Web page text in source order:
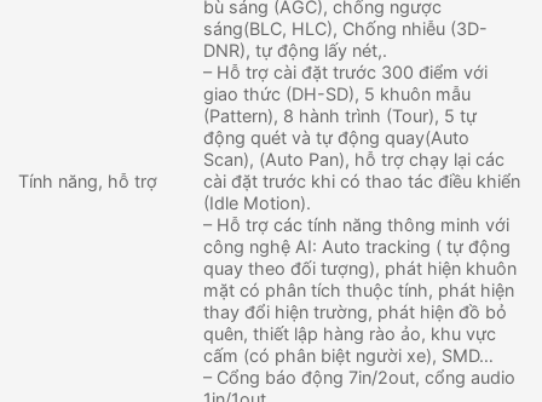
Tính năng, hỗ trợ
bù sáng (AGC), chống ngược
sáng(BLC, HLC), Chống nhiễu (3D-
DNR), tự động lấy nét,.
– Hỗ trợ cài đặt trước 300 điểm với
giao thức (DH-SD), 5 khuôn mẫu
(Pattern), 8 hành trình (Tour), 5 tự
động quét và tự động quay(Auto
Scan), (Auto Pan), hỗ trợ chạy lại các
cài đặt trước khi có thao tác điều khiển
(Idle Motion).
– Hỗ trợ các tính năng thông minh với
công nghệ AI: Auto tracking ( tự động
quay theo đối tượng), phát hiện khuôn
mặt có phân tích thuộc tính, phát hiện
thay đổi hiện trường, phát hiện đồ bỏ
quên, thiết lập hàng rào ảo, khu vực
cấm (có phân biệt người xe), SMD…
– Cổng báo động 7in/2out, cổng audio